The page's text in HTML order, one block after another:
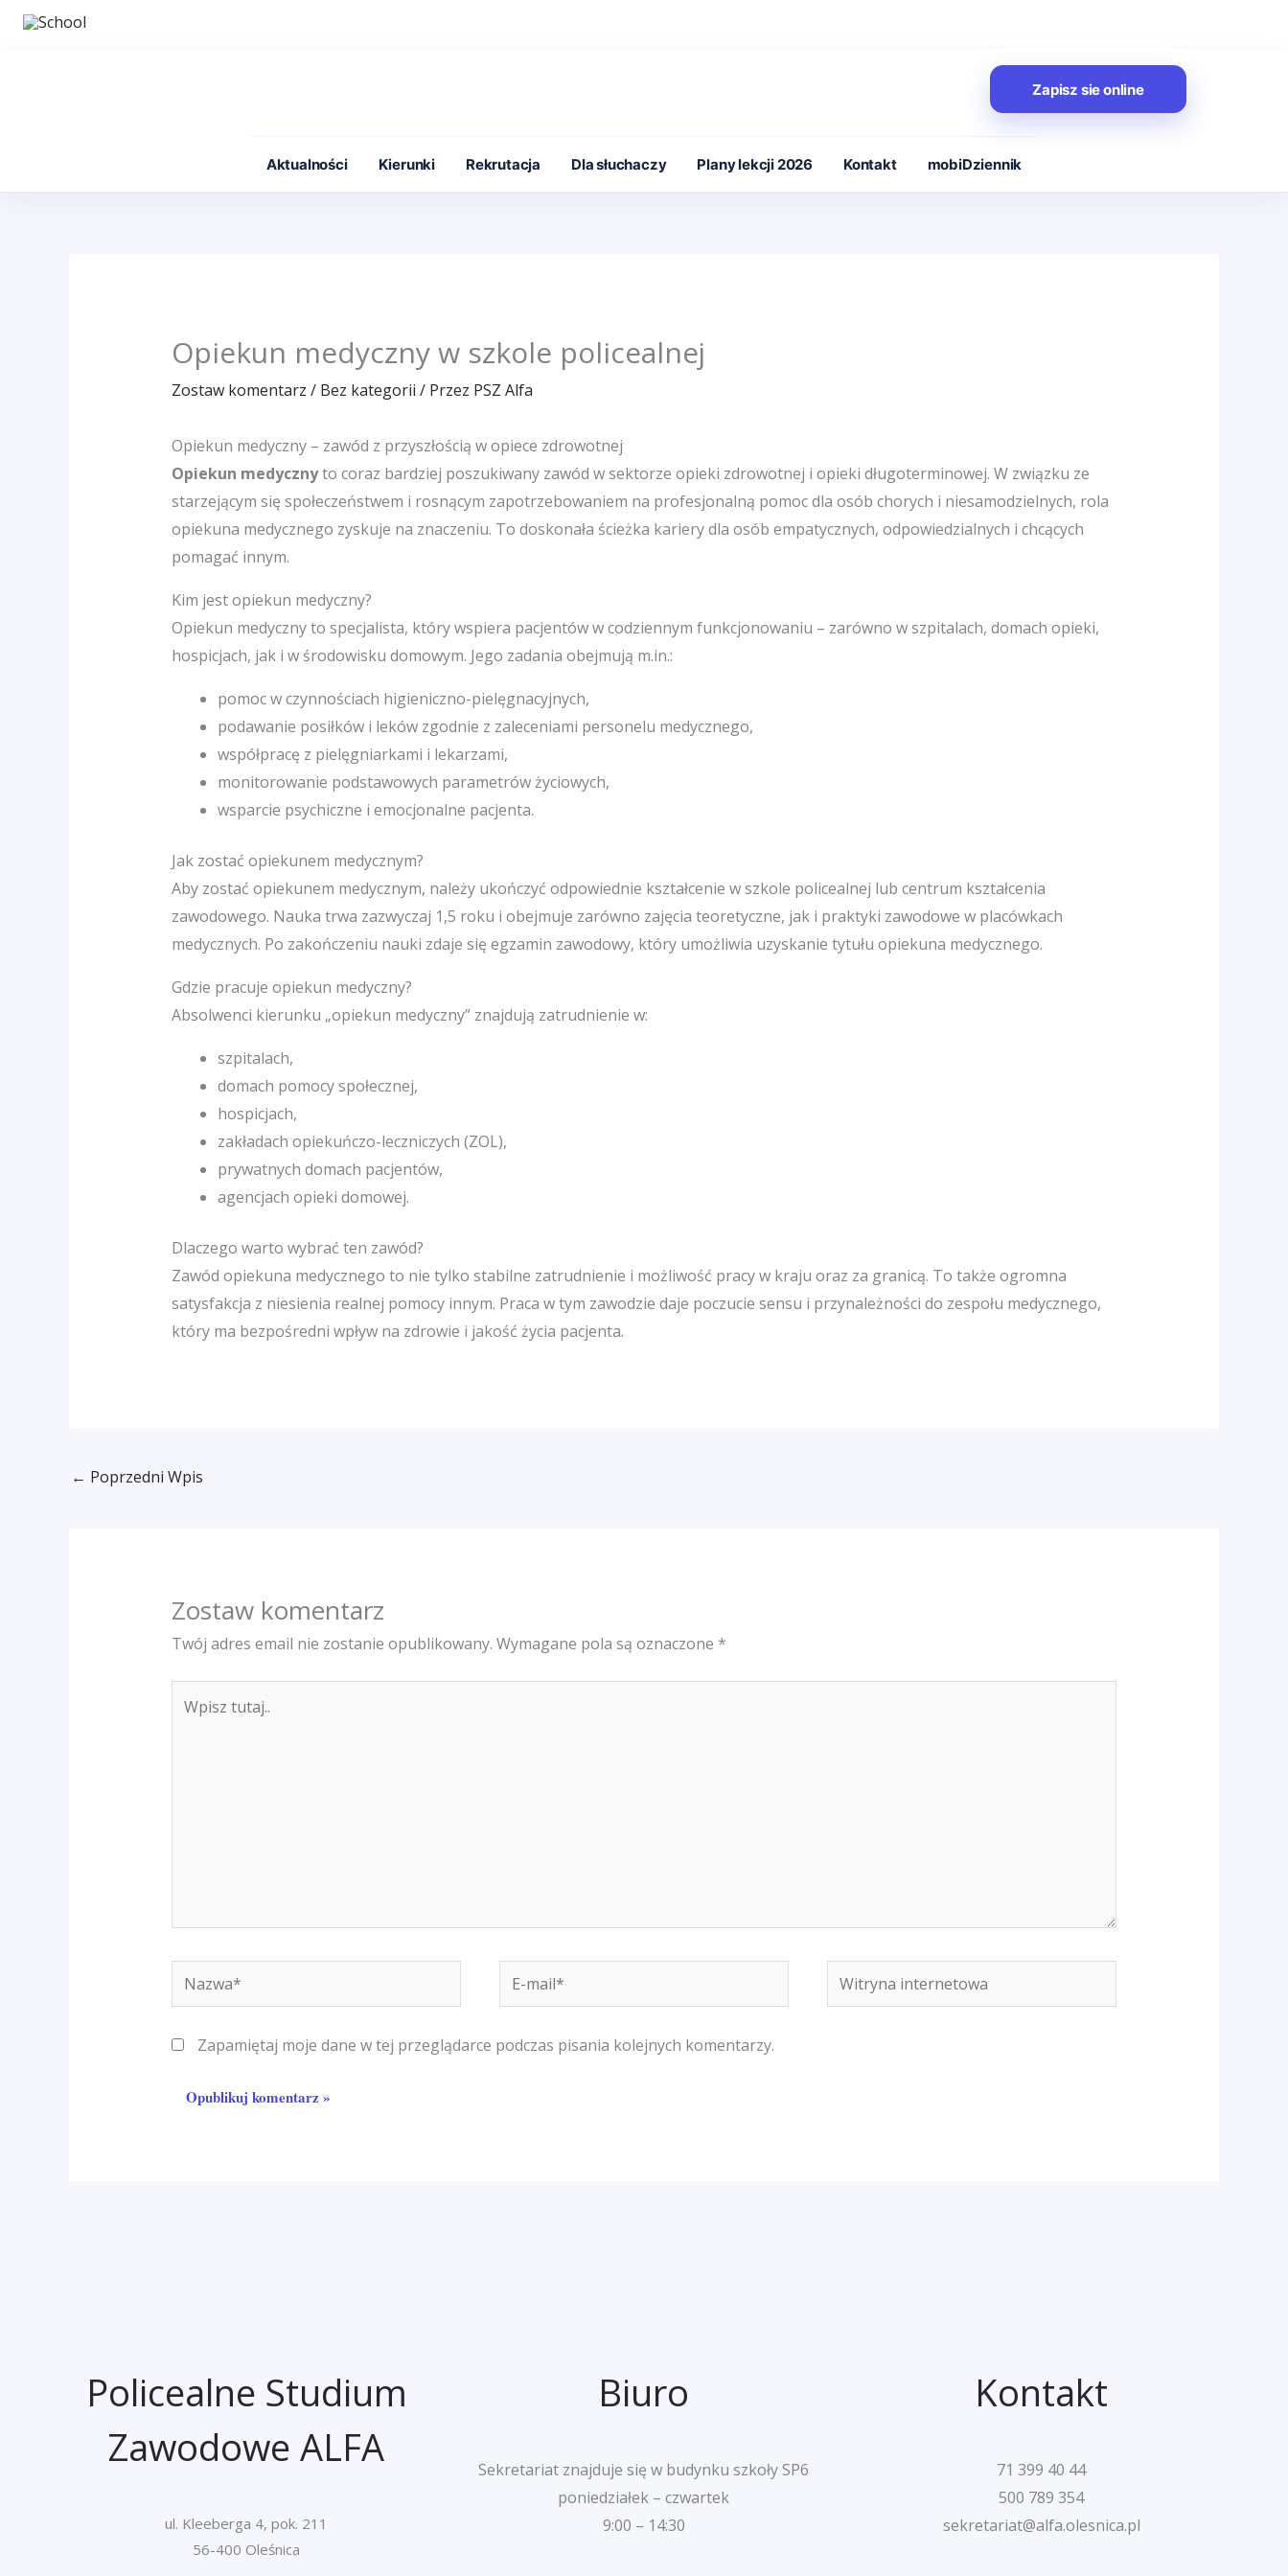
Przejdź
Aktualności Kierunki Rekrutacja Dla słuchaczy Plany lekcji 2026 Kontakt
Zapisz sie online
mobiDziennik
Opiekun medyczny w szkole policealnej
Zostaw komentarz / Bez kategorii / Przez PSZ Alfa
Opiekun medyczny – zawód z przyszłością w opiece zdrowotnej
Opiekun medycznyto coraz bardziej poszukiwany zawód w sektorze opieki zdrowotnej i opieki długoterminowej. W związku ze
starzejącym się społeczeństwem i rosnącym zapotrzebowaniem na profesjonalną pomoc dla osób chorych i niesamodzielnych, rola
opiekuna medycznego zyskuje na znaczeniu. To doskonała ścieżka kariery dla osób empatycznych, odpowiedzialnych i chcących
pomagać innym.
Kim jest opiekun medyczny?
Opiekun medyczny to specjalista, który wspiera pacjentów w codziennym funkcjonowaniu – zarówno w szpitalach, domach opieki,
hospicjach, jak i w środowisku domowym. Jego zadania obejmują m.in.:
pomoc w czynnościach higieniczno-pielęgnacyjnych,
podawanie posiłków i leków zgodnie z zaleceniami personelu medycznego,
współpracę z pielęgniarkami i lekarzami,
monitorowanie podstawowych parametrów życiowych,
wsparcie psychiczne i emocjonalne pacjenta.
Jak zostać opiekunem medycznym?
Aby zostać opiekunem medycznym, należy ukończyć odpowiednie kształcenie w szkole policealnej lub centrum kształcenia
zawodowego. Nauka trwa zazwyczaj 1,5 roku i obejmuje zarówno zajęcia teoretyczne, jak i praktyki zawodowe w placówkach
medycznych. Po zakończeniu nauki zdaje się egzamin zawodowy, który umożliwia uzyskanie tytułu opiekuna medycznego.
Gdzie pracuje opiekun medyczny?
Absolwenci kierunku „opiekun medyczny” znajdują zatrudnienie w:
szpitalach,
domach pomocy społecznej,
hospicjach,
zakładach opiekuńczo-leczniczych (ZOL),
prywatnych domach pacjentów,
agencjach opieki domowej.
Dlaczego warto wybrać ten zawód?
Zawód opiekuna medycznego to nie tylko stabilne zatrudnienie i możliwość pracy w kraju oraz za granicą. To także ogromna
satysfakcja z niesienia realnej pomocy innym. Praca w tym zawodzie daje poczucie sensu i przynależności do zespołu medycznego,
który ma bezpośredni wpływ na zdrowie i jakość życia pacjenta.
← Poprzedni Wpis
Zostaw komentarz
Twój adres email nie zostanie opublikowany. Wymagane pola są oznaczone *
tutaj..
Nazwa*
mail*
Witryna
internetowa
Zapamiętaj moje dane w tej przeglądarce podczas pisania kolejnych komentarzy.
Policealne Studium
Zawodowe ALFA
ul. Kleeberga 4, pok. 211
56-400 Oleśnica
Biuro
Sekretariat znajduje się w budynku szkoły SP6
poniedziałek – czwartek
9:00 – 14:30
Kontakt
71 399 40 44
500 789 354